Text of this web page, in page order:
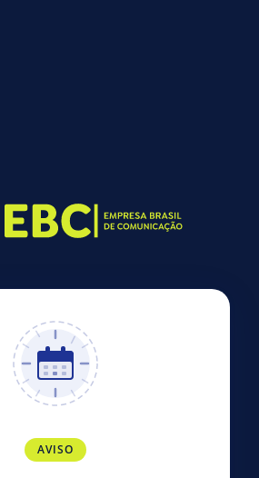
AVISO